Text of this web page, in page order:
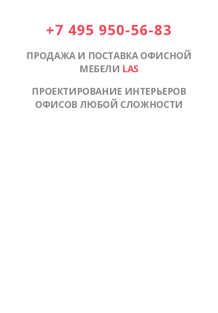
+7 495 950-56-83
ПРОДАЖА И ПОСТАВКА ОФИСНОЙ
МЕБЕЛИ LAS
ПРОЕКТИРОВАНИЕ ИНТЕРЬЕРОВ
ОФИСОВ ЛЮБОЙ СЛОЖНОСТИ